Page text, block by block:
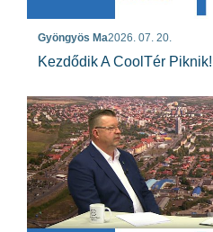
Gyöngyös Ma2026. 07. 20.
Kezdődik A CoolTér Piknik!